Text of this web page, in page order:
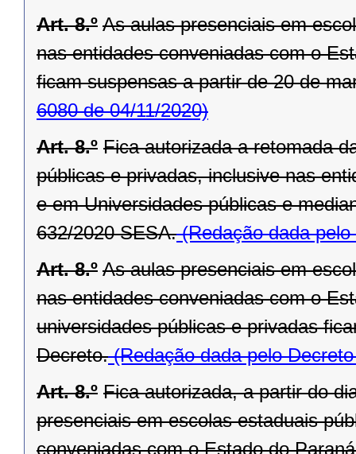
Art. 8.º As aulas presenciais em
nas entidades conveniadas com o
ficam suspensas a partir de 20 de
6080 de 04/11/2020)
Art. 8.º Fica autorizada a retomada
públicas e privadas, inclusive nas
e em Universidades públicas e
632/2020 SESA.(Redação dada pelo
Art. 8.º As aulas presenciais em
nas entidades conveniadas com o
universidades públicas e privadas
Decreto.(Redação dada pelo
Art. 8.º Fica autorizada, a partir do
presenciais em escolas estaduais
conveniadas com o Estado do